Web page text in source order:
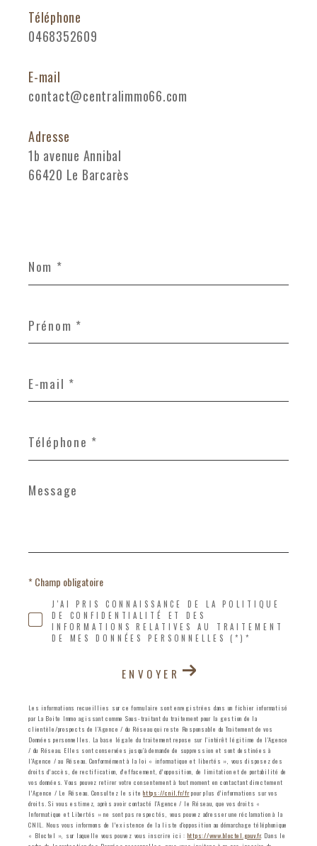
Téléphone
0468352609
E-mail
contact@centralimmo66.com
Adresse
1b avenue Annibal
66420 Le Barcarès
*
*
mail
*
*
Message
*
J'AI PRIS CONNAISSANCE DE LA POLITIQUE
DE CONFIDENTIALITÉ ET DES
INFORMATIONS RELATIVES AU TRAITEMENT
DE MES DONNÉES PERSONNELLES (*)*
* Champ obligatoire
ENVOYER
Les informations recueillies sur ce formulaire sont enregistrées dans un fichier informatisé
par La Boite Immo agissant comme Sous-traitant du traitement pour la gestion de la
clientèle/prospects de l'Agence / du Réseau qui reste Responsable du Traitement de vos
Données personnelles. La base légale du traitement repose sur l'intérêt légitime de l'Agence
/ du Réseau. Elles sont conservées jusqu'à demande de suppression et sont destinées à
l'Agence / au Réseau. Conformément à la loi « informatique et libertés », vous disposez des
droits d’accès, de rectification, d’effacement, d’opposition, de limitation et de portabilité de
vos données. Vous pouvez retirer votre consentement à tout moment en contactant directement
l’Agence / Le Réseau. Consultez le site https://cnil.fr/frpour plus d’informations sur vos
droits. Si vous estimez, après avoir contacté l'Agence / le Réseau, que vos droits «
Informatique et Libertés » ne sont pas respectés, vous pouvez adresser une réclamation à la
CNIL. Nous vous informons de l’existence de la liste d'opposition au démarchage téléphonique
« Bloctel », sur laquelle vous pouvez vous inscrire ici : https://www.bloctel.gouv.fr. Dans le